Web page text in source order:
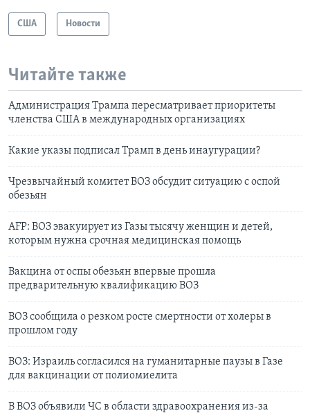
США Новости
Читайте также
Администрация Трампа пересматривает приоритеты
членства США в международных организациях
Какие указы подписал Трамп в день инаугурации?
Чрезвычайный комитет ВОЗ обсудит ситуацию с оспой
обезьян
AFP: ВОЗ эвакуирует из Газы тысячу женщин и детей,
которым нужна срочная медицинская помощь
Вакцина от оспы обезьян впервые прошла
предварительную квалификацию ВОЗ
ВОЗ сообщила о резком росте смертности от холеры в
прошлом году
ВОЗ: Израиль согласился на гуманитарные паузы в Газе
для вакцинации от полиомиелита
В ВОЗ объявили ЧС в области здравоохранения из-за